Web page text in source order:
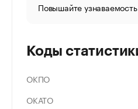
Повышайте
Коды
ОКПО
ОКАТО